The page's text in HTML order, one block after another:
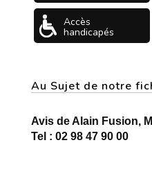
Accès
handicapés
Au Sujet de notre
Avis de Alain Fusion,
Tel : 02 98 47 90 00